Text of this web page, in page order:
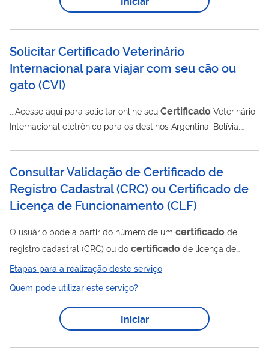
Solicitar Certificado Veterinário
Internacional para viajar com seu cão ou
gato (CVI)
...Acesse aqui para solicitar online seu Certificado Veterinário
Internacional eletrônico para os destinos Argentina, Bolívia,
Ilha de Man, Irlanda do Norte, Japão, México, Noruega,
Paraguai, Suíça, União Europeia, Uruguai e Venezuela.
Consultar Validação de Certificado de
Registro Cadastral (CRC) ou Certificado de
Licença de Funcionamento (CLF)
O usuário pode a partir do número de um certificado de
registro cadastral (CRC) ou do certificado de licença de
funcionamento (CLF) consultar a sua autenticidade.
Etapas para a realização deste serviço
Quem pode utilizar este serviço?
Iniciar